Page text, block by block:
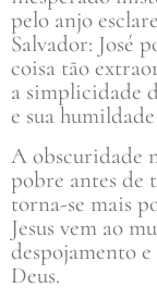
pelo anjo
Salvador: José
coisa tão
a simplicidade
e sua
A obscuridade
pobre antes de
torna-se mais
Jesus vem ao
despojamento
Deus.